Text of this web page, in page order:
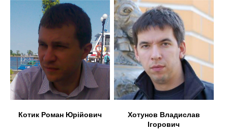
Котик Роман Юрійович
Хотунов Владислав
Ігорович